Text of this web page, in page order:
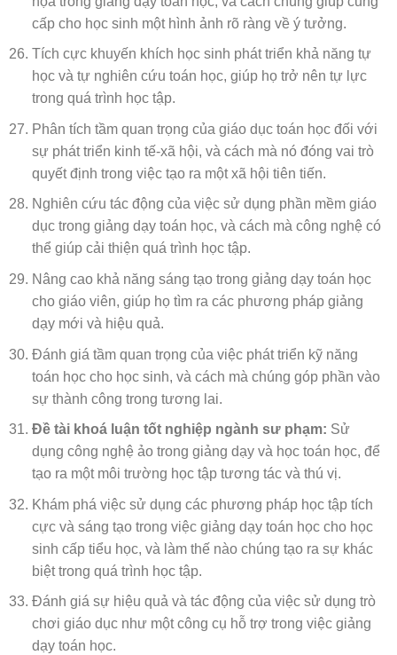
cấp cho học sinh một hình ảnh rõ ràng về ý tưởng.
Tích cực khuyến khích học sinh phát triển khả năng tự
học và tự nghiên cứu toán học, giúp họ trở nên tự lực
trong quá trình học tập.
Phân tích tầm quan trọng của giáo dục toán học đối với
sự phát triển kinh tế-xã hội, và cách mà nó đóng vai trò
quyết định trong việc tạo ra một xã hội tiên tiến.
Nghiên cứu tác động của việc sử dụng phần mềm giáo
dục trong giảng dạy toán học, và cách mà công nghệ có
thể giúp cải thiện quá trình học tập.
Nâng cao khả năng sáng tạo trong giảng dạy toán học
cho giáo viên, giúp họ tìm ra các phương pháp giảng
dạy mới và hiệu quả.
Đánh giá tầm quan trọng của việc phát triển kỹ năng
toán học cho học sinh, và cách mà chúng góp phần vào
sự thành công trong tương lai.
Đề tài khoá luận tốt nghiệp ngành sư phạm: Sử
dụng công nghệ ảo trong giảng dạy và học toán học, để
tạo ra một môi trường học tập tương tác và thú vị.
Khám phá việc sử dụng các phương pháp học tập tích
cực và sáng tạo trong việc giảng dạy toán học cho học
sinh cấp tiểu học, và làm thế nào chúng tạo ra sự khác
biệt trong quá trình học tập.
Đánh giá sự hiệu quả và tác động của việc sử dụng trò
chơi giáo dục như một công cụ hỗ trợ trong việc giảng
dạy toán học.